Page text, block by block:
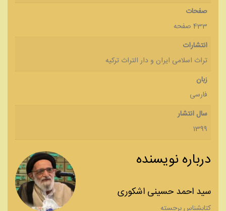
صفحات
433 صفحه
انتشارات
تراث اسلامی ایران و دار التراث ترکیه
زبان
فارسی
سال انتشار
1399
درباره نویسنده
سید احمد حسینی اشکوری
کتابشناس برجسته